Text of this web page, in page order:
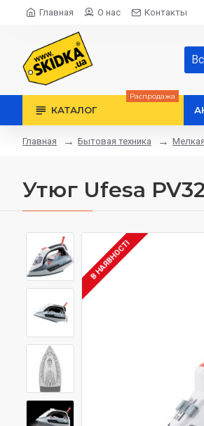
Главная О нас Контакты
КАТАЛОГ
Распродажа
Главная Бытовая техника
Утюг Ufesa
В НАЯВНОСТІ